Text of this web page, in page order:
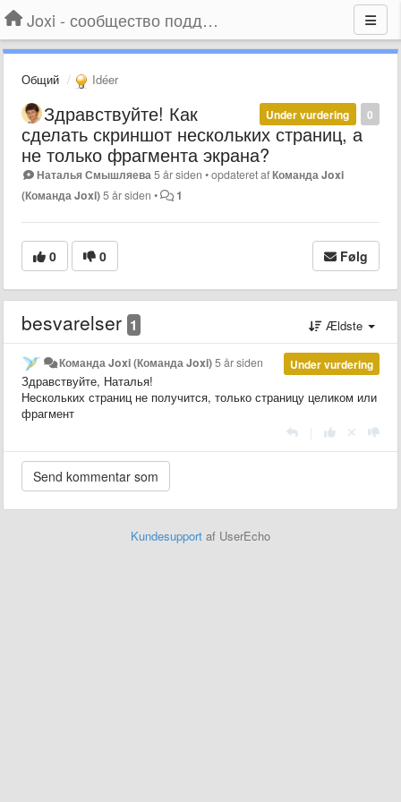
Joxi - сообщество поддержки
Общий Idéer
0
Under vurdering
Здравствуйте! Как
сделать скриншот нескольких страниц, а
не только фрагмента экрана?
Наталья Смышляева 5 år siden •opdateret afКоманда Joxi
(Команда Joxi)5 år siden • 1
0 0 Følg
besvarelser 1 Ældste
Under vurdering
Команда Joxi (Команда Joxi)5 år siden
Здравствуйте, Наталья!
Нескольких страниц не получится, только страницу целиком или
фрагмент
Kundesupport af UserEcho